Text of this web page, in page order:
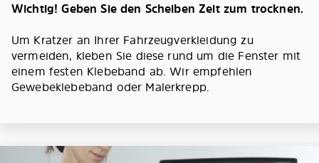
Wichtig! Geben Sie den Scheiben Zeit zum trocknen.
Um Kratzer an Ihrer Fahrzeugverkleidung zu
vermeiden, kleben Sie diese rund um die Fenster mit
einem festen Klebeband ab. Wir empfehlen
Gewebeklebeband oder Malerkrepp.